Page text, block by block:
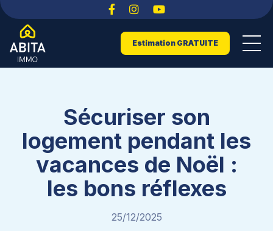
Estimation GRATUITE
Sécuriser son
logement pendant les
vacances de Noël :
les bons réflexes
25/12/2025